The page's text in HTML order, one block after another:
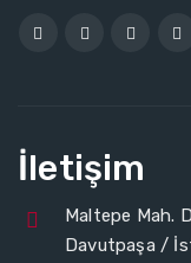
İletişim
Maltepe Mah.
Davutpaşa /